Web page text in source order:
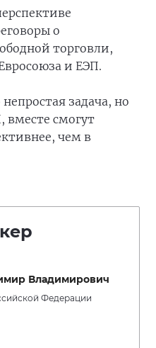
о
торговли,
и ЕЭП.
задача, но
вместе смогут
чем в
Владимирович
Федерации